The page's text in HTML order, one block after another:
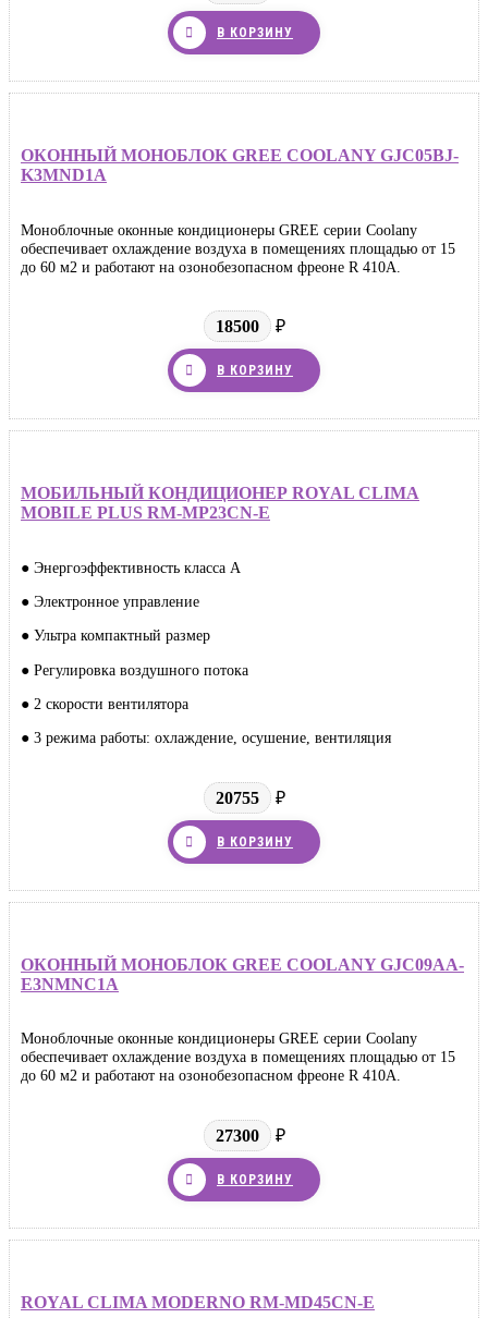
В КОРЗИНУ
ОКОННЫЙ МОНОБЛОК GREE COOLANY GJC05ВJ-
K3MND1A
Моноблочные оконные кондиционеры GREE серии Coolany
обеспечивает охлаждение воздуха в помещениях площадью от 15
до 60 м2 и работают на озонобезопасном фреоне R 410A.
18500 ₽
В КОРЗИНУ
МОБИЛЬНЫЙ КОНДИЦИОНЕР ROYAL CLIMA
MOBILE PLUS RM-MP23CN-E
● Энергоэффективность класса А
● Электронное управление
● Ультра компактный размер
● Регулировка воздушного потока
● 2 скорости вентилятора
● 3 режима работы: охлаждение, осушение, вентиляция
20755 ₽
В КОРЗИНУ
ОКОННЫЙ МОНОБЛОК GREE COOLANY GJC09AA-
E3NMNC1A
Моноблочные оконные кондиционеры GREE серии Coolany
обеспечивает охлаждение воздуха в помещениях площадью от 15
до 60 м2 и работают на озонобезопасном фреоне R 410A.
27300 ₽
В КОРЗИНУ
ROYAL CLIMA MODERNO RM-MD45CN-E